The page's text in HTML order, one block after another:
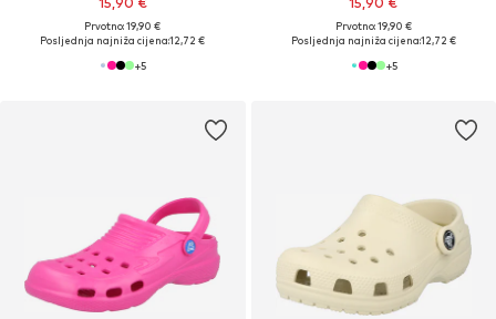
Prvotno: 19,90 €
Posljednja najniža cijena:12,72 €
+5
Prvotno: 19,90 €
Posljednja najniža cijena:12,72 €
+5